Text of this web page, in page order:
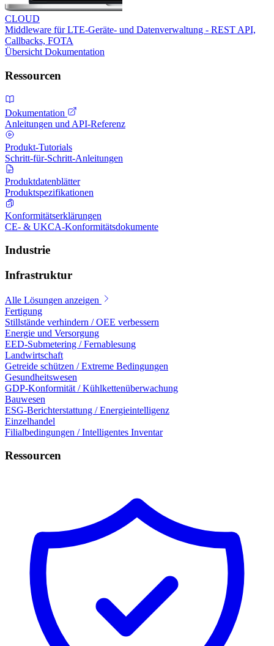
CLOUD
Middleware für LTE-Geräte- und Datenverwaltung - REST API,
Callbacks, FOTA
Übersicht Dokumentation
Ressourcen
Dokumentation
Anleitungen und API-Referenz
Produkt-Tutorials
Schritt-für-Schritt-Anleitungen
Produktdatenblätter
Produktspezifikationen
Konformitätserklärungen
CE- & UKCA-Konformitätsdokumente
Industrie
Infrastruktur
Alle Lösungen anzeigen
Fertigung
Stillstände verhindern / OEE verbessern
Energie und Versorgung
EED-Submetering / Fernablesung
Landwirtschaft
Getreide schützen / Extreme Bedingungen
Gesundheitswesen
GDP-Konformität / Kühlkettenüberwachung
Bauwesen
ESG-Berichterstattung / Energieintelligenz
Einzelhandel
Filialbedingungen / Intelligentes Inventar
Ressourcen